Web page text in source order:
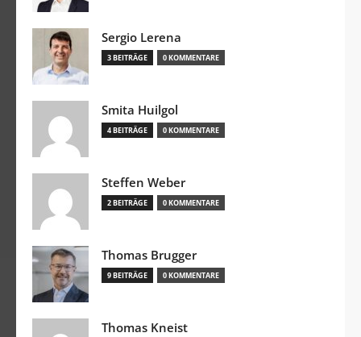
Sergio Lerena
3 BEITRÄGE 0 KOMMENTARE
Smita Huilgol
4 BEITRÄGE 0 KOMMENTARE
Steffen Weber
2 BEITRÄGE 0 KOMMENTARE
Thomas Brugger
9 BEITRÄGE 0 KOMMENTARE
Thomas Kneist